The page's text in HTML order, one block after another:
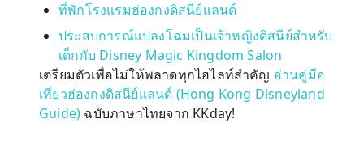
ที่พักโรงแรมฮ่องกงดิสนีย์แลนด์
ประสบการณ์แปลงโฉมเป็นเจ้าหญิงดิสนีย์สำหรับ
เด็กกับ Disney Magic Kingdom Salon
เตรียมตัวเพื่อไม่ให้พลาดทุกไฮไลท์สำคัญ อ่านคู่มือ
เที่ยวฮ่องกงดิสนีย์แลนด์ (Hong Kong Disneyland
Guide) ฉบับภาษาไทยจาก KKday!